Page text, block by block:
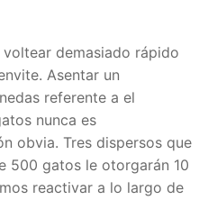
demasiado rápido
Asentar un
referente a el
nunca es
obvia. Tres dispersos que
500 gatos le otorgarán 10
reactivar a lo largo de